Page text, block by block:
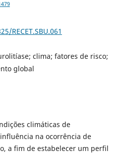
RECET.SBU.061
clima; fatores de risco;
global
climáticas de
na ocorrência de
a fim de estabelecer um perfil